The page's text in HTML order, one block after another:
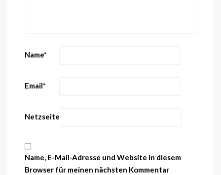
Name*
Email*
Netzseite
Name, E-Mail-Adresse und Website in diesem
Browser für meinen nächsten Kommentar